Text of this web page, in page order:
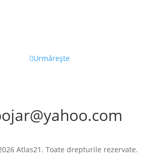
Urmărește
Atlas21. Toate drepturile rezervate.